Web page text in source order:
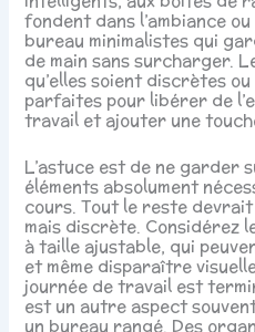
fondent dans l’ambiance
bureau minimalistes qui
de main sans surcharger.
qu’elles soient discrètes
parfaites pour libérer de
travail et ajouter une
L’astuce est de ne garder
éléments absolument
cours. Tout le reste
mais discrète. Considérez
à taille ajustable, qui
et même disparaître
journée de travail est
est un autre aspect
un bureau rangé. Des